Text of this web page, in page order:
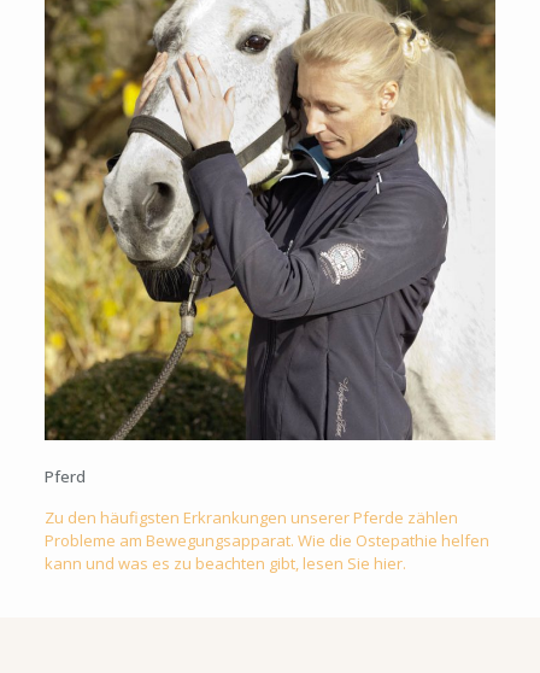
Pferd
Zu den häufigsten Erkrankungen unserer Pferde zählen
Probleme am Bewegungsapparat. Wie die Ostepathie helfen
kann und was es zu beachten gibt, lesen Sie hier.